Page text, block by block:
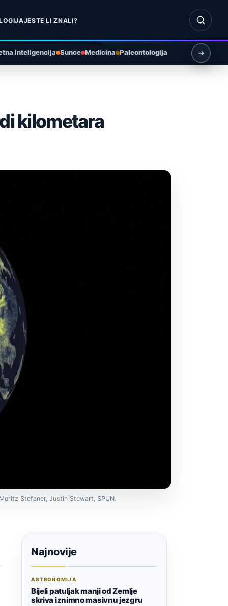
JESTE LI ZNALI?
Otvori
inteligencija Sunce Medicina Paleontologija
kilometara
Stefaner, Justin Stewart, SPUN.
Najnovije
ASTRONOMIJA
Bijeli patuljak manji od Zemlje
skriva iznimno masivnu jezgru